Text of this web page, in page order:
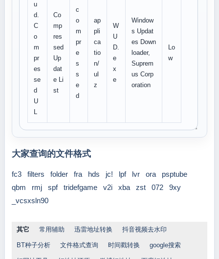
u
d.
C
o
m
pr
es
se
d
U
L
Co
mp
res
sed
Up
dat
e Li
st
c
o
m
pr
e
s
s
e
d
ap
pli
ca
tio
n/
ul
z
W
U
D.
e
x
e
Window
s Updat
es Down
loader,
Suprem
us Corp
oration
Lo
w
大家查询的文件格式
fc3 filters folder fra hds jc! lpf lvr ora
psptube
qbm
rmj spf tridefgame v2i xba zst 072
9xy
_vcsxsln90
其它 常用辅助 迅雷地址转换 抖音视频去水印
BT种子分析 文件格式查询 时间戳转换 google搜索